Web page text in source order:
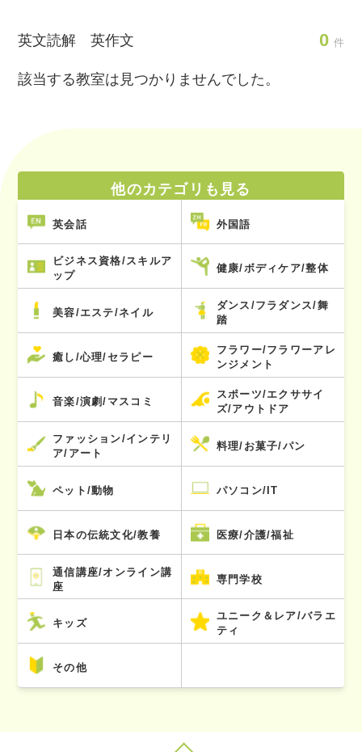
英文読解 英作文 0 件
該当する教室は見つかりませんでした。
他のカテゴリも見る
英会話 外国語
ビジネス資格/スキルア
ップ
健康/ボディケア/整体
美容/エステ/ネイル
ダンス/フラダンス/舞
踏
癒し/心理/セラピー
フラワー/フラワーアレ
ンジメント
音楽/演劇/マスコミ
スポーツ/エクササイ
ズ/アウトドア
ファッション/インテリ
ア/アート
料理/お菓子/パン
ペット/動物 パソコン/IT
日本の伝統文化/教養 医療/介護/福祉
通信講座/オンライン講
座
専門学校
キッズ
ユニーク＆レア/バラエ
ティ
その他